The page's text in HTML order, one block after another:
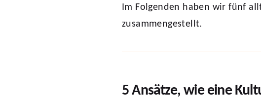
Im Folgenden haben wir fünf
zusammengestellt.
5 Ansätze, wie eine